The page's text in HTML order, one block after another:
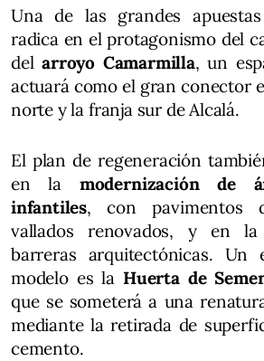
Una de las grandes
radica en el protagonismo del
delarroyo Camarmilla, un
actuará como el gran conector
norte y la franja sur de Alcalá.
El plan de regeneración
en la modernización de
infantiles, con pavimentos
vallados renovados, y en
barreras arquitectónicas. Un
modelo es la Huerta de
que se someterá a una
mediante la retirada de
cemento.